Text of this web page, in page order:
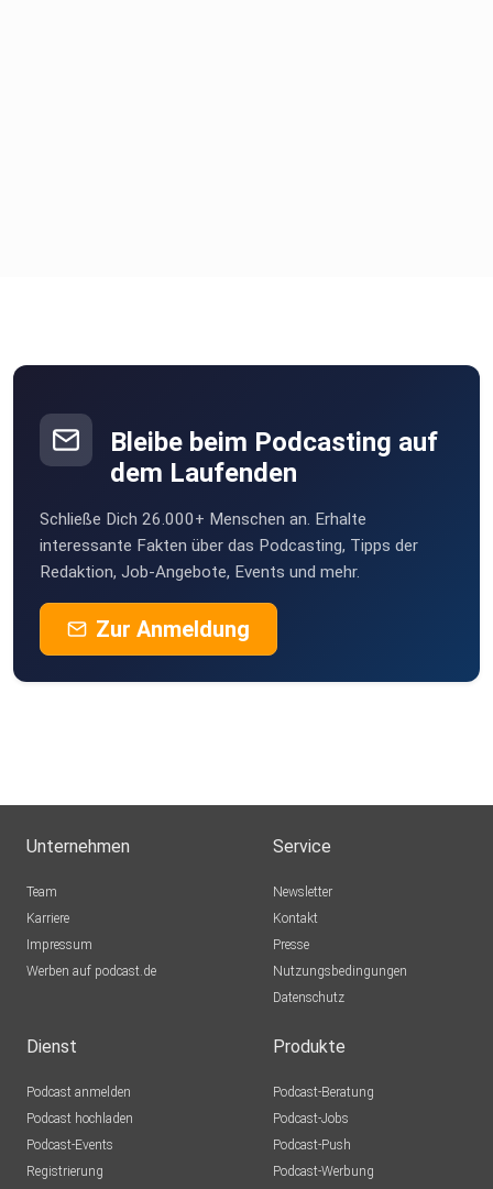
Bleibe beim Podcasting auf
dem Laufenden
Schließe Dich 26.000+ Menschen an. Erhalte
interessante Fakten über das Podcasting, Tipps der
Redaktion, Job-Angebote, Events und mehr.
Zur Anmeldung
Unternehmen
Team
Karriere
Impressum
Werben auf podcast.de
Service
Newsletter
Kontakt
Presse
Nutzungsbedingungen
Datenschutz
Dienst
Podcast anmelden
Podcast hochladen
Podcast-Events
Registrierung
Produkte
Podcast-Beratung
Podcast-Jobs
Podcast-Push
Podcast-Werbung